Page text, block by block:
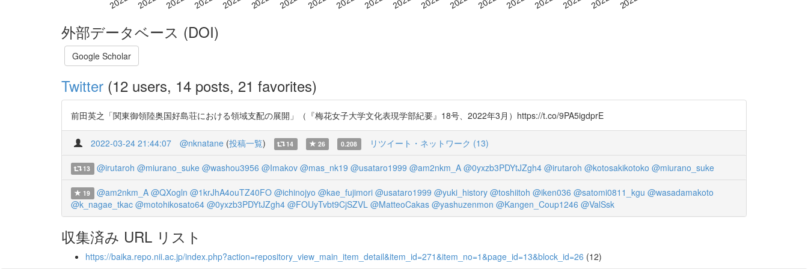
外部データベース (DOI)
Google Scholar
Twitter (12 users, 14 posts, 21 favorites)
前田英之「関東御領陸奥国好島荘における領域支配の展開」（『梅花女子大学文化表現学部紀要』18号、2022年3月）https://t.co/9PA5igdprE
2022-03-24 21:44:07 @nknatane (投稿一覧) 14 26 0.208 リツイート・ネットワーク (13)
13 @irutaroh @miurano_suke @washou3956 @Imakov @mas_nk19 @usataro1999 @am2nkm_A @0yxzb3PDYtJZgh4 @irutaroh @kotosakikotoko @miurano_suke
19 @am2nkm_A @QXogln @1krJhA4ouTZ40FO @ichinojyo @kae_fujimori @usataro1999 @yuki_history @toshiitoh @iken036 @satomi0811_kgu @wasadamakoto
@k_nagae_tkac @motohikosato64 @0yxzb3PDYtJZgh4 @FOUyTvbt9CjSZVL @MatteoCakas @yashuzenmon @Kangen_Coup1246 @ValSsk
収集済み URL リスト
https://baika.repo.nii.ac.jp/index.php?action=repository_view_main_item_detail&item_id=271&item_no=1&page_id=13&block_id=26 (12)